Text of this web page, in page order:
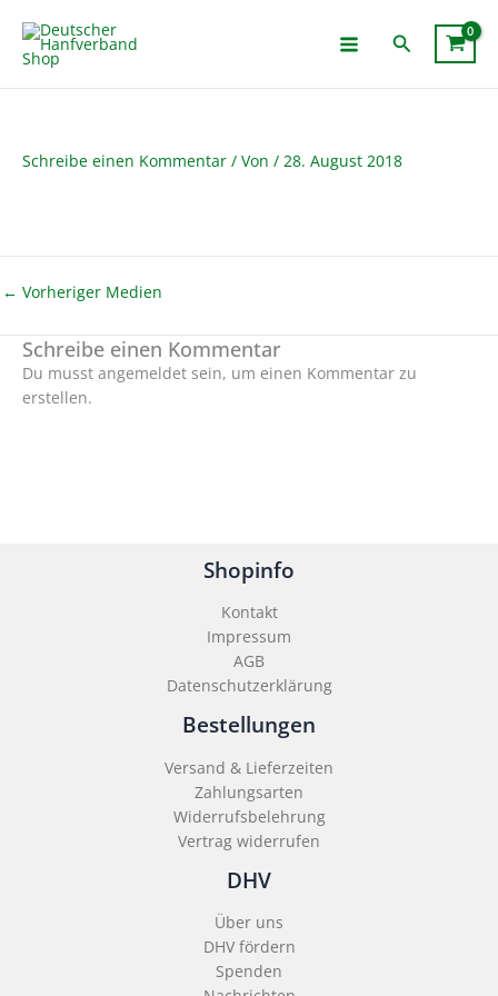
Inhalt
springen
Suchen
Schreibe einen Kommentar / Von / 28. August 2018
← Vorheriger Medien
Schreibe einen Kommentar
Du musst angemeldet sein, um einen Kommentar zu
erstellen.
Shopinfo
Kontakt
Impressum
AGB
Datenschutzerklärung
Bestellungen
Versand & Lieferzeiten
Zahlungsarten
Widerrufsbelehrung
Vertrag widerrufen
DHV
Über uns
DHV fördern
Spenden